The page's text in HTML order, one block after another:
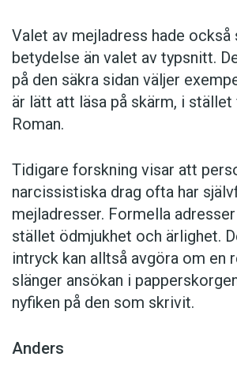
Valet av mejladress hade också
betydelse än valet av typsnitt.
på den säkra sidan väljer
är lätt att läsa på skärm, i
Roman.
Tidigare forskning visar att
narcissistiska drag ofta har
mejladresser. Formella
stället ödmjukhet och ärlighet.
intryck kan alltså avgöra om en
slänger ansökan i
nyfiken på den som skrivit.
Anders